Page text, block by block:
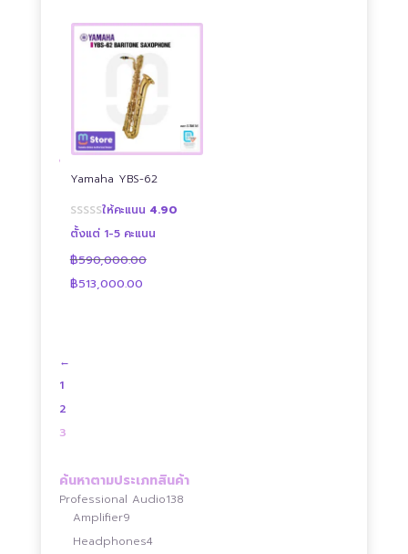
Yamaha YBS-62
ให้คะแนน 4.90
ตั้งแต่ 1-5 คะแนน
฿590,000.00
Original
price
฿513,000.00price
←
1
2
3
ค้นหาตามประเภทสินค้า
Professional Audio138138
Amplifier99
สินค้า
Headphones44